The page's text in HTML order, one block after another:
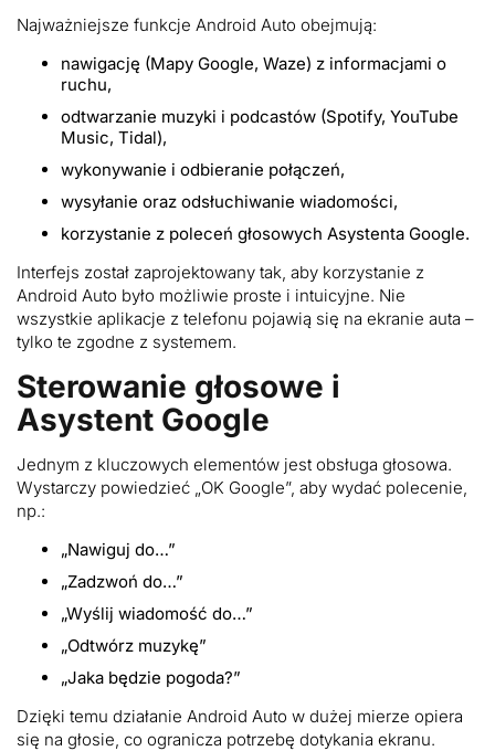
Najważniejsze funkcje Android Auto obejmują:
nawigację (Mapy Google, Waze) z informacjami o
ruchu,
odtwarzanie muzyki i podcastów (Spotify, YouTube
Music, Tidal),
wykonywanie i odbieranie połączeń,
wysyłanie oraz odsłuchiwanie wiadomości,
korzystanie z poleceń głosowych Asystenta Google.
Interfejs został zaprojektowany tak, aby korzystanie z
Android Auto było możliwie proste i intuicyjne. Nie
wszystkie aplikacje z telefonu pojawią się na ekranie auta –
tylko te zgodne z systemem.
Sterowanie głosowe i
Asystent Google
Jednym z kluczowych elementów jest obsługa głosowa.
Wystarczy powiedzieć „OK Google”, aby wydać polecenie,
np.:
„Nawiguj do…”
„Zadzwoń do…”
„Wyślij wiadomość do…”
„Odtwórz muzykę”
„Jaka będzie pogoda?”
Dzięki temu działanie Android Auto w dużej mierze opiera
się na głosie, co ogranicza potrzebę dotykania ekranu.